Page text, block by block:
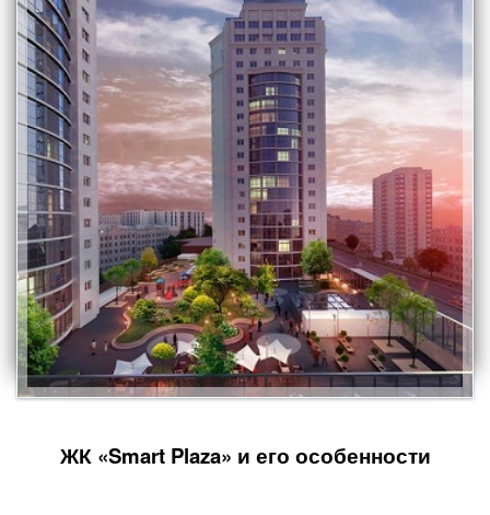
ЖК «Smart Plaza» и его особенности